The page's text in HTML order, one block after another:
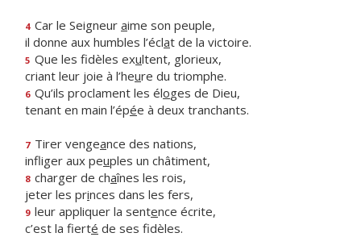
4 Car le Seigneur aime son peuple,
il donne aux humbles l’éclat de la victoire.
5 Que les fidèles exultent, glorieux,
criant leur joie à l’heure du triomphe.
6 Qu’ils proclament les éloges de Dieu,
tenant en main l’épée à deux tranchants.
7 Tirer vengeance des nations,
infliger aux peuples un châtiment,
8 charger de chaînes les rois,
jeter les princes dans les fers,
9 leur appliquer la sentence écrite,
c’est la fierté de ses fidèles.